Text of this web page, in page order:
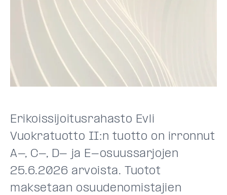
Erikoissijoitusrahasto Evli
Vuokratuotto II:n tuotto on irronnut
A-, C-, D- ja E-osuussarjojen
25.6.2026 arvoista. Tuotot
maksetaan osuudenomistajien